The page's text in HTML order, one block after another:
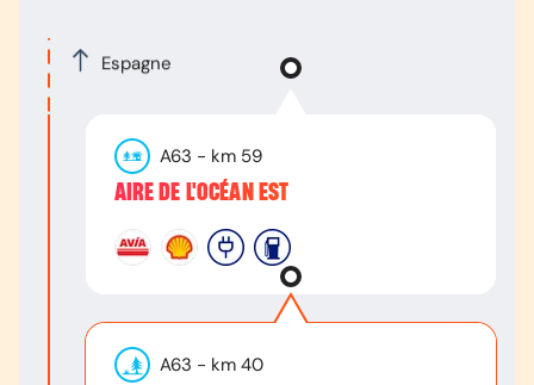
Espagne
A63 - km 59
AIRE DE L'OCÉAN EST
A63 - km 40